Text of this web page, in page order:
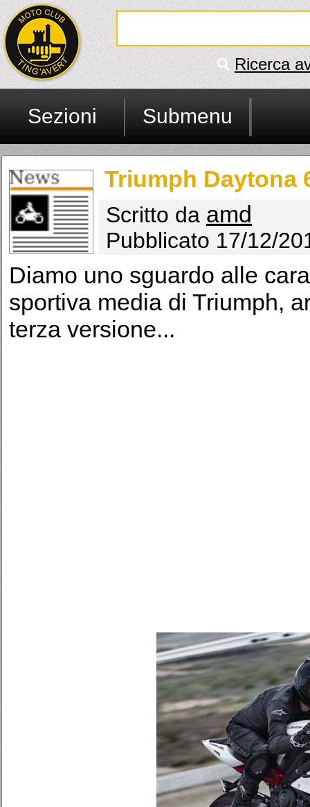
Ricerca
Sezioni Submenu
Triumph Daytona
Scritto da amd
Pubblicato 17/12/
Diamo uno sguardo alle
sportiva media di Triumph,
terza versione...